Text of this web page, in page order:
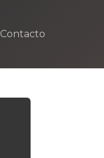
Contacto